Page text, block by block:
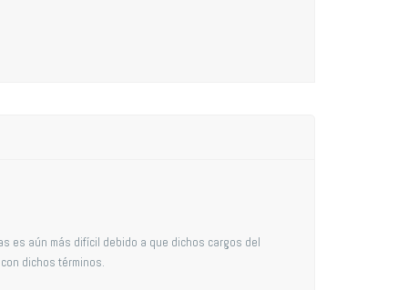
es aún más difícil debido a que dichos cargos del
dichos términos.